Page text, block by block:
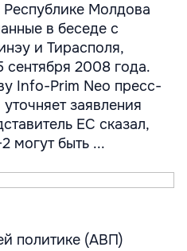
Молдова
в беседе с
и Тирасполя,
2008 года.
Info-Prim Neo пресс-
заявления
ЕС сказал,
могут быть ...
политике (АВП)